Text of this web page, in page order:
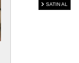
SATIN AL